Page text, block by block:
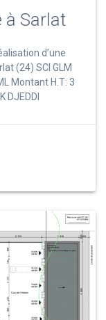
à Sarlat
d’une
(24) SCI GLM
Montant H.T: 3
DJEDDI